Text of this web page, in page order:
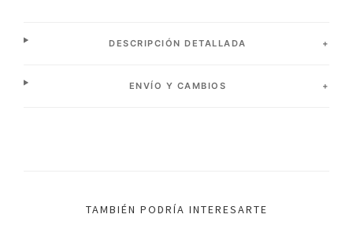
DESCRIPCIÓN DETALLADA
ENVÍO Y CAMBIOS
TAMBIÉN PODRÍA INTERESARTE